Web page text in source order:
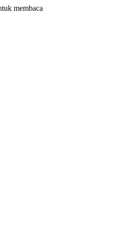
membaca